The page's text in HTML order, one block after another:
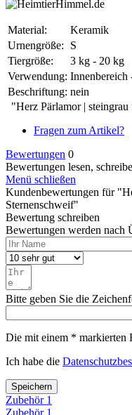
Material:
Keramik
Urnengröße:
S
Tiergröße:
3 kg - 20 kg
Verwendung: Innenbereich
Beschriftung: nein
"Herz Pärlamor |
Fragen zum Artikel?
Bewertungen 0
Bewertungen lesen,
Menü schließen
Kundenbewertungen für
Sternenschweif"
Bewertung schreiben
Bewertungen werden nach
Bitte geben Sie die
Die mit einem * markierten
Ich habe die
Speichern
Zubehör 1
Zubehör 1